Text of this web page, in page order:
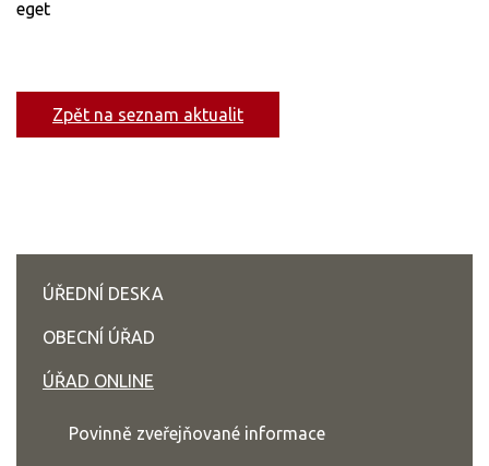
eget
Zpět na seznam aktualit
ÚŘEDNÍ DESKA
OBECNÍ ÚŘAD
ÚŘAD ONLINE
Povinně zveřejňované informace